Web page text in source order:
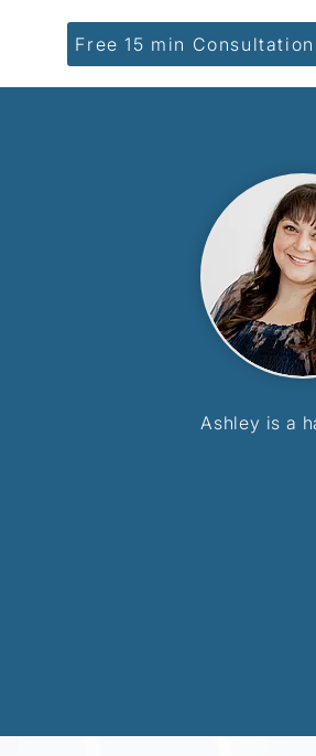
Free 15 min Consultation
Ashley is a